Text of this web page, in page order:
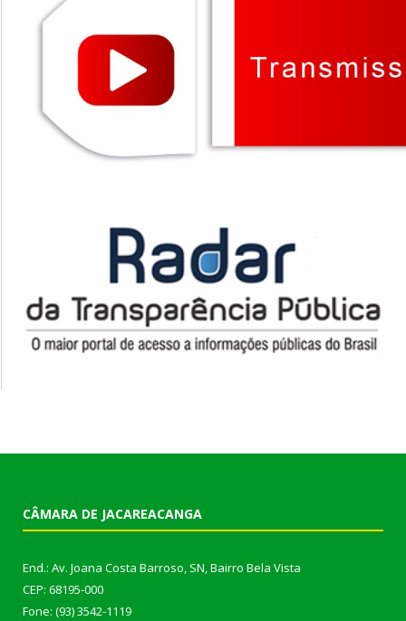
CÂMARA DE JACAREACANGA
End.: Av. Joana Costa Barroso, SN, Bairro Bela Vista
CEP: 68195-000
Fone: (93) 3542-1119